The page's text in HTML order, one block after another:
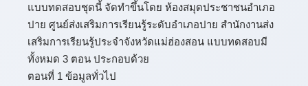
แบบทดสอบชุดนี้ จัดทำขึ้นโดย ห้องสมุดประชาชนอำเภอ
ปาย ศูนย์ส่งเสริมการเรียนรู้ระดับอำเภอปาย สำนักงานส่ง
เสริมการเรียนรู้ประจำจังหวัดแม่ฮ่องสอน แบบทดสอบมี
ทั้งหมด 3 ตอน ประกอบด้วย
ตอนที่ 1 ข้อมูลทั่วไป